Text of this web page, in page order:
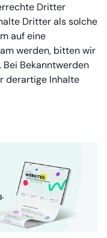
Dritter
Dritter als solche
auf eine
werden, bitten wir
Bekanntwerden
derartige Inhalte